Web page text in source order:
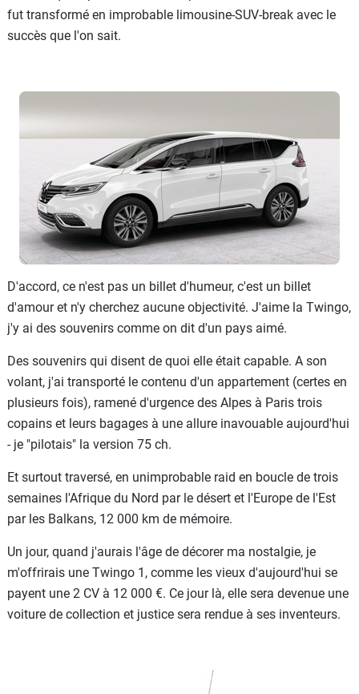
fut transformé en improbable limousine-SUV-break avec le
succès que l'on sait.
D'accord, ce n'est pas un billet d'humeur, c'est un billet
d'amour et n'y cherchez aucune objectivité. J'aime la Twingo,
j'y ai des souvenirs comme on dit d'un pays aimé.
Des souvenirs qui disent de quoi elle était capable. A son
volant, j'ai transporté le contenu d'un appartement (certes en
plusieurs fois), ramené d'urgence des Alpes à Paris trois
copains et leurs bagages à une allure inavouable aujourd'hui
- je "pilotais" la version 75 ch.
Et surtout traversé, en unimprobable raid en boucle de trois
semaines l'Afrique du Nord par le désert et l'Europe de l'Est
par les Balkans, 12 000 km de mémoire.
Un jour, quand j'aurais l'âge de décorer ma nostalgie, je
m'offrirais une Twingo 1, comme les vieux d'aujourd'hui se
payent une 2 CV à 12 000 €. Ce jour là, elle sera devenue une
voiture de collection et justice sera rendue à ses inventeurs.